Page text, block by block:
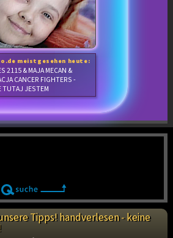
meistgesehen heute:
2115 & MAJA MECAN &
CANCER FIGHTERS -
TUTAJ JESTEM
Tipps! handverlesen - keine